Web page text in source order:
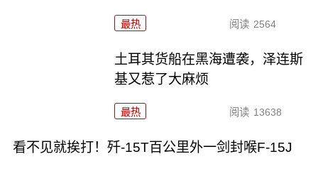
最热 阅读 2564
土耳其货船在黑海遭袭，泽连斯
基又惹了大麻烦
最热 阅读 13638
看不见就挨打！歼-15T百公里外一剑封喉F-15J